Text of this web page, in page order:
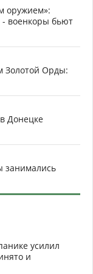
оружием»:
- военкоры бьют
Золотой Орды:
Донецке
занимались
усилил
и